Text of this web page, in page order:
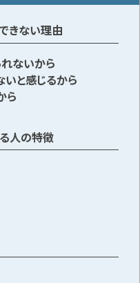
額をお伝えいたします
年中無休(年末年始除く)
無料相談する
きない理由
ないから
いと感じるから
ら
人の特徴